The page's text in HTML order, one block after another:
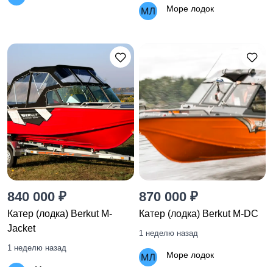
Море лодок
840 000 ₽
Катер (лодка) Berkut M-
Jacket
1 неделю назад
870 000 ₽
Катер (лодка) Berkut M-DC
1 неделю назад
Море лодок